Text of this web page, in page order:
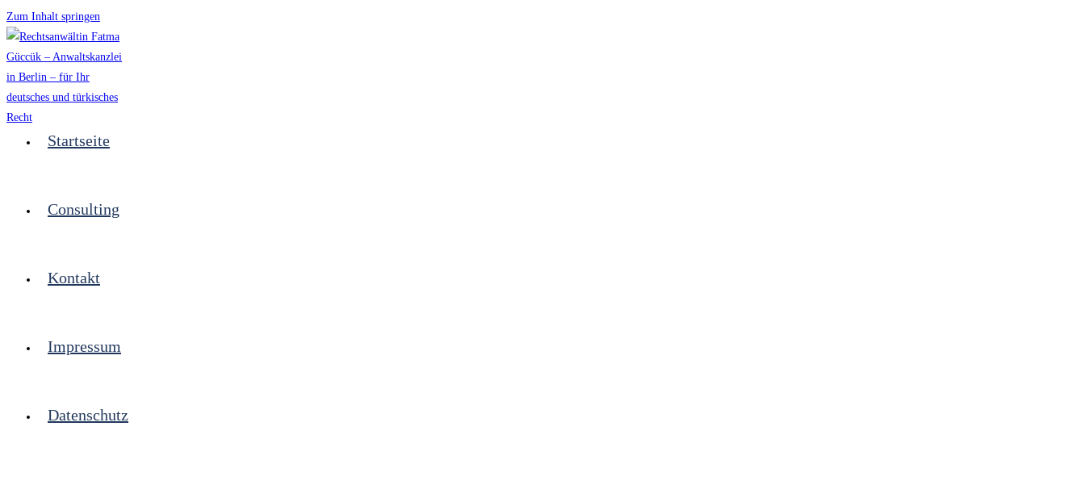
Zum Inhalt springen
Startseite
Consulting
Kontakt
Impressum
Datenschutz